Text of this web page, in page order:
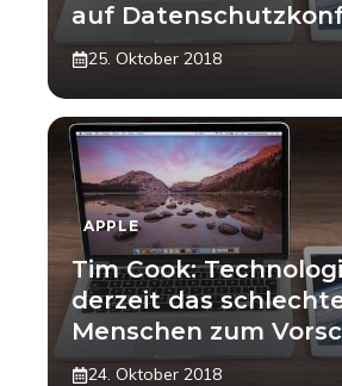
auf
25. Oktober 2018
APPLE
Tim Cook:
derzeit das
Menschen zum
24. Oktober 2018